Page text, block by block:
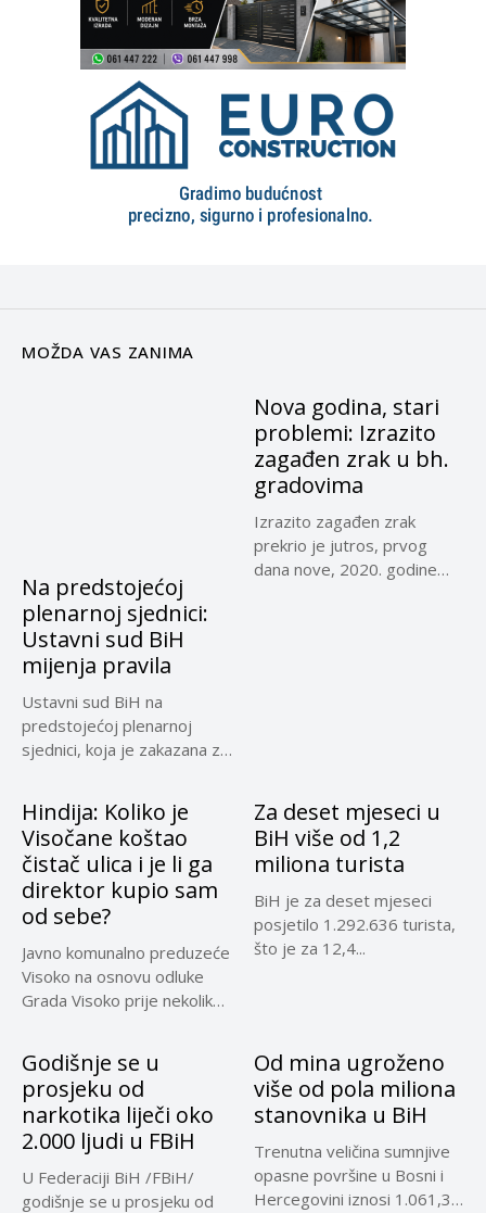
MOŽDA VAS ZANIMA
Na predstojećoj
plenarnoj sjednici:
Ustavni sud BiH
mijenja pravila
Ustavni sud BiH na
predstojećoj plenarnoj
sjednici, koja je zakazana za
Nova godina, stari
problemi: Izrazito
zagađen zrak u bh.
gradovima
Izrazito zagađen zrak
prekrio je jutros, prvog
dana nove, 2020. godine
Hindija: Koliko je
Visočane koštao
čistač ulica i je li ga
direktor kupio sam
od sebe?
Javno komunalno preduzeće
Visoko na osnovu odluke
Grada Visoko prije nekoliko
Za deset mjeseci u
BiH više od 1,2
miliona turista
BiH je za deset mjeseci
posjetilo 1.292.636 turista,
što je za 12,4...
Godišnje se u
prosjeku od
narkotika liječi oko
2.000 ljudi u FBiH
U Federaciji BiH /FBiH/
godišnje se u prosjeku od
Od mina ugroženo
više od pola miliona
stanovnika u BiH
Trenutna veličina sumnjive
opasne površine u Bosni i
Hercegovini iznosi 1.061,32